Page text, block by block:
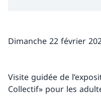
Dimanche 22 février
Visite guidée de
Collectif» pour les